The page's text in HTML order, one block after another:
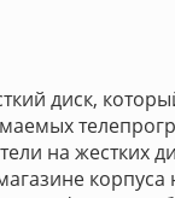
диск,
на жестких